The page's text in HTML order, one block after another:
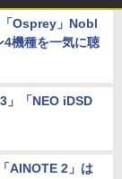
Osprey」Nobl
機種を一気に聴
」「NEO iDSD
AINOTE 2」は